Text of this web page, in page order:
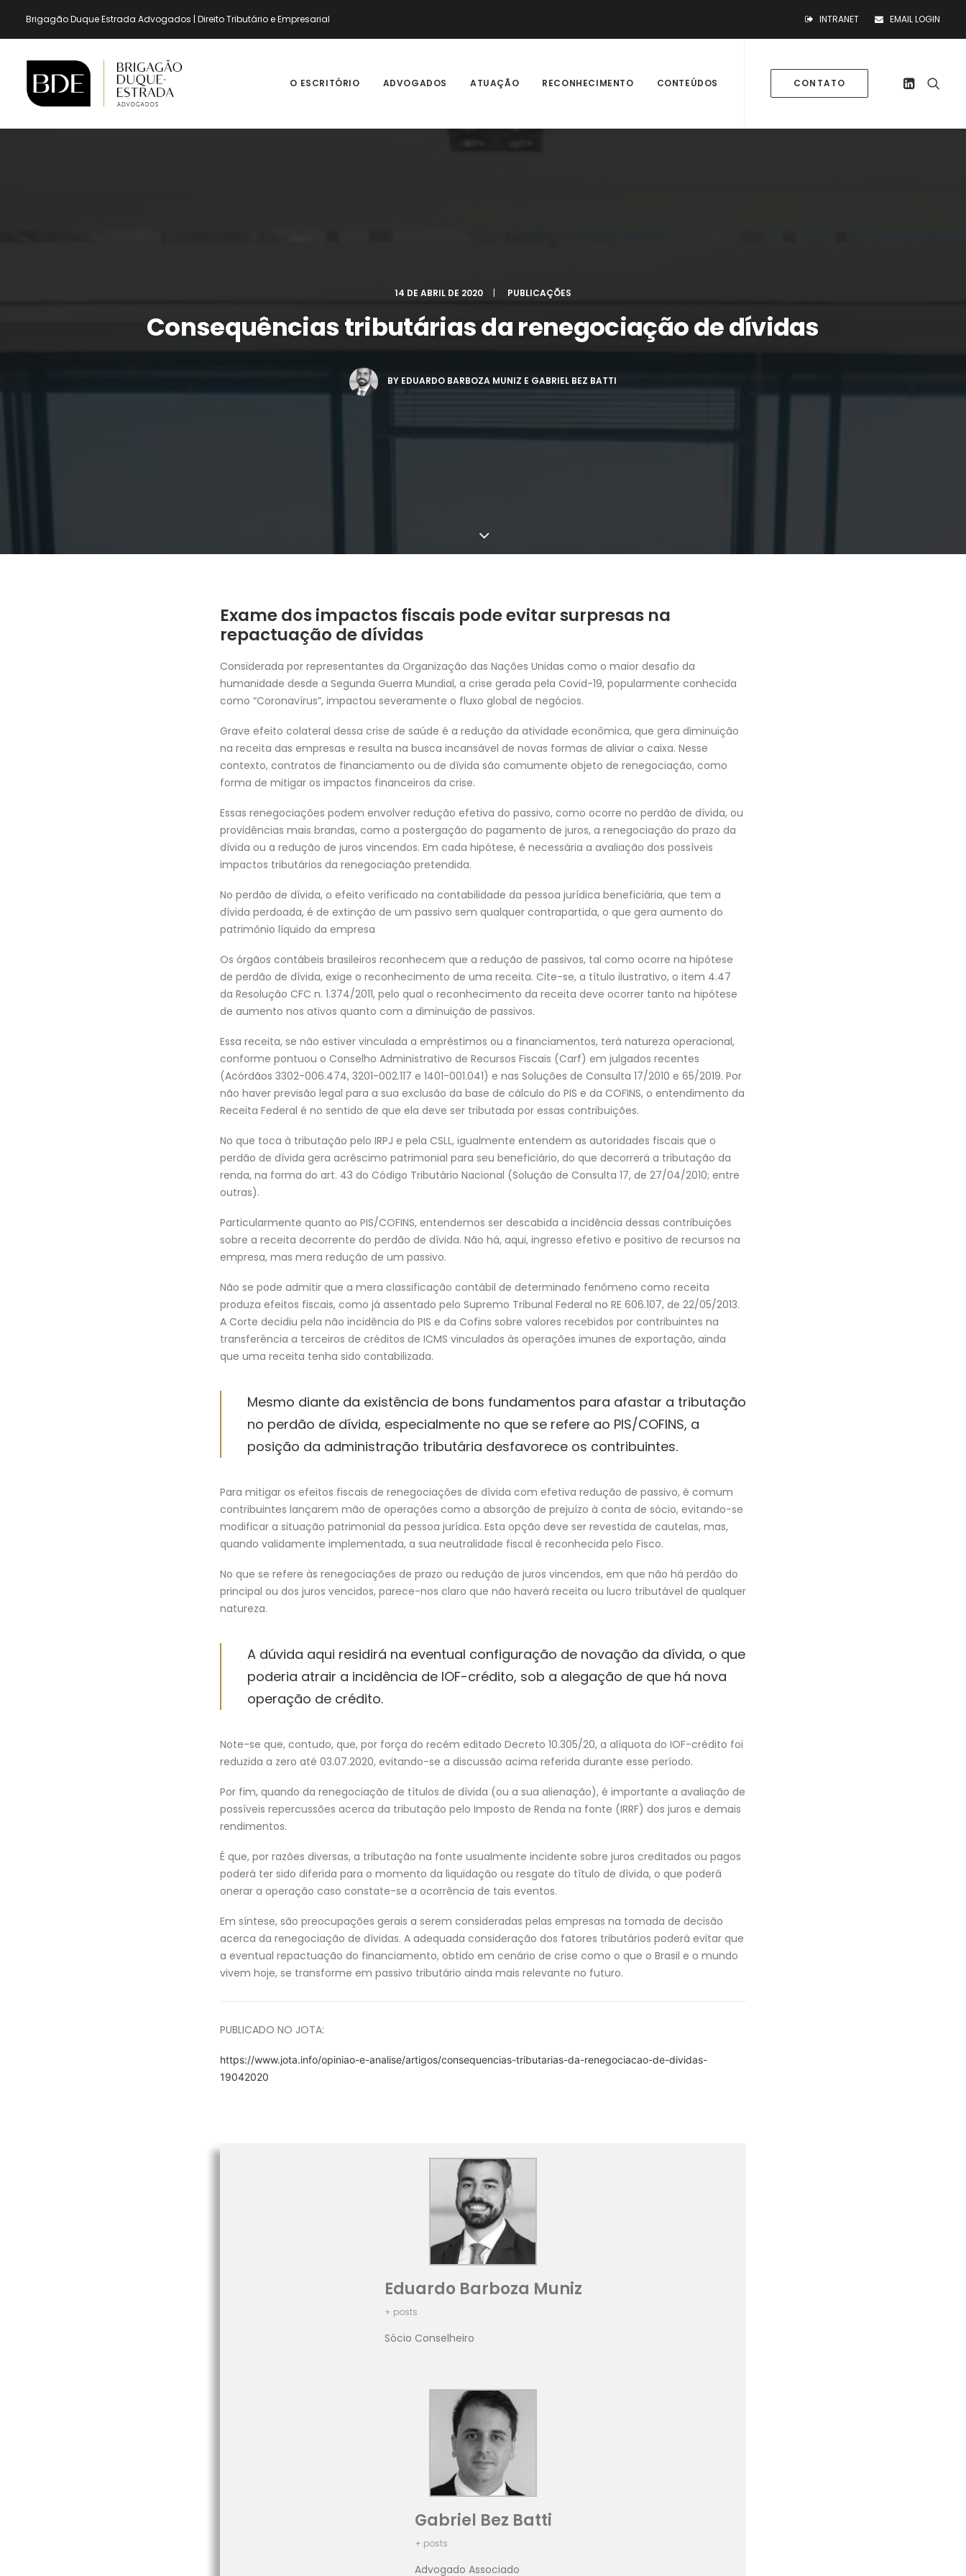
Brigagão Duque Estrada Advogados | Direito Tributário e Empresarial INTRANET EMAIL LOGIN
O ESCRITÓRIO ADVOGADOS ATUAÇÃO RECONHECIMENTO CONTEÚDOS CONTATO
14 DE ABRIL DE 2020 | PUBLICAÇÕES
Consequências tributárias da renegociação de dívidas
BY EDUARDO BARBOZA MUNIZ E GABRIEL BEZ BATTI
Exame dos impactos fiscais pode evitar surpresas na
repactuação de dívidas
Considerada por representantes da Organização das Nações Unidas como o maior desafio da
humanidade desde a Segunda Guerra Mundial, a crise gerada pela Covid-19, popularmente conhecida
como “Coronavírus”, impactou severamente o fluxo global de negócios.
Grave efeito colateral dessa crise de saúde é a redução da atividade econômica, que gera diminuição
na receita das empresas e resulta na busca incansável de novas formas de aliviar o caixa. Nesse
contexto, contratos de financiamento ou de dívida são comumente objeto de renegociação, como
forma de mitigar os impactos financeiros da crise.
Essas renegociações podem envolver redução efetiva do passivo, como ocorre no perdão de dívida, ou
providências mais brandas, como a postergação do pagamento de juros, a renegociação do prazo da
dívida ou a redução de juros vincendos. Em cada hipótese, é necessária a avaliação dos possíveis
impactos tributários da renegociação pretendida.
No perdão de dívida, o efeito verificado na contabilidade da pessoa jurídica beneficiária, que tem a
dívida perdoada, é de extinção de um passivo sem qualquer contrapartida, o que gera aumento do
patrimônio líquido da empresa
Os órgãos contábeis brasileiros reconhecem que a redução de passivos, tal como ocorre na hipótese
de perdão de dívida, exige o reconhecimento de uma receita. Cite-se, a título ilustrativo, o item 4.47
da Resolução CFC n. 1.374/2011, pelo qual o reconhecimento da receita deve ocorrer tanto na hipótese
de aumento nos ativos quanto com a diminuição de passivos.
Essa receita, se não estiver vinculada a empréstimos ou a financiamentos, terá natureza operacional,
conforme pontuou o Conselho Administrativo de Recursos Fiscais (Carf) em julgados recentes
(Acórdãos 3302-006.474, 3201-002.117 e 1401-001.041) e nas Soluções de Consulta 17/2010 e 65/2019. Por
não haver previsão legal para a sua exclusão da base de cálculo do PIS e da COFINS, o entendimento da
Receita Federal é no sentido de que ela deve ser tributada por essas contribuições.
No que toca à tributação pelo IRPJ e pela CSLL, igualmente entendem as autoridades fiscais que o
perdão de dívida gera acréscimo patrimonial para seu beneficiário, do que decorrerá a tributação da
renda, na forma do art. 43 do Código Tributário Nacional (Solução de Consulta 17, de 27/04/2010; entre
outras).
Particularmente quanto ao PIS/COFINS, entendemos ser descabida a incidência dessas contribuições
sobre a receita decorrente do perdão de dívida. Não há, aqui, ingresso efetivo e positivo de recursos na
empresa, mas mera redução de um passivo.
Não se pode admitir que a mera classificação contábil de determinado fenômeno como receita
produza efeitos fiscais, como já assentado pelo Supremo Tribunal Federal no RE 606.107, de 22/05/2013.
A Corte decidiu pela não incidência do PIS e da Cofins sobre valores recebidos por contribuintes na
transferência a terceiros de créditos de ICMS vinculados às operações imunes de exportação, ainda
que uma receita tenha sido contabilizada.
Mesmo diante da existência de bons fundamentos para afastar a tributação
no perdão de dívida, especialmente no que se refere ao PIS/COFINS, a
posição da administração tributária desfavorece os contribuintes.
Para mitigar os efeitos fiscais de renegociações de dívida com efetiva redução de passivo, é comum
contribuintes lançarem mão de operações como a absorção de prejuízo à conta de sócio, evitando-se
modificar a situação patrimonial da pessoa jurídica. Esta opção deve ser revestida de cautelas, mas,
quando validamente implementada, a sua neutralidade fiscal é reconhecida pelo Fisco.
No que se refere às renegociações de prazo ou redução de juros vincendos, em que não há perdão do
principal ou dos juros vencidos, parece-nos claro que não haverá receita ou lucro tributável de qualquer
natureza.
A dúvida aqui residirá na eventual configuração de novação da dívida, o que
poderia atrair a incidência de IOF-crédito, sob a alegação de que há nova
operação de crédito.
Note-se que, contudo, que, por força do recém editado Decreto 10.305/20, a alíquota do IOF-crédito foi
reduzida a zero até 03.07.2020, evitando-se a discussão acima referida durante esse período.
Por fim, quando da renegociação de títulos de dívida (ou a sua alienação), é importante a avaliação de
possíveis repercussões acerca da tributação pelo Imposto de Renda na fonte (IRRF) dos juros e demais
rendimentos.
É que, por razões diversas, a tributação na fonte usualmente incidente sobre juros creditados ou pagos
poderá ter sido diferida para o momento da liquidação ou resgate do título de dívida, o que poderá
onerar a operação caso constate-se a ocorrência de tais eventos.
Em síntese, são preocupações gerais a serem consideradas pelas empresas na tomada de decisão
acerca da renegociação de dívidas. A adequada consideração dos fatores tributários poderá evitar que
a eventual repactuação do financiamento, obtido em cenário de crise como o que o Brasil e o mundo
vivem hoje, se transforme em passivo tributário ainda mais relevante no futuro.
PUBLICADO NO JOTA:
https://www.jota.info/opiniao-e-analise/artigos/consequencias-tributarias-da-renegociacao-de-dividas-
19042020
Eduardo Barboza Muniz
+ posts
Sócio Conselheiro
Gabriel Bez Batti
+ posts
Advogado Associado